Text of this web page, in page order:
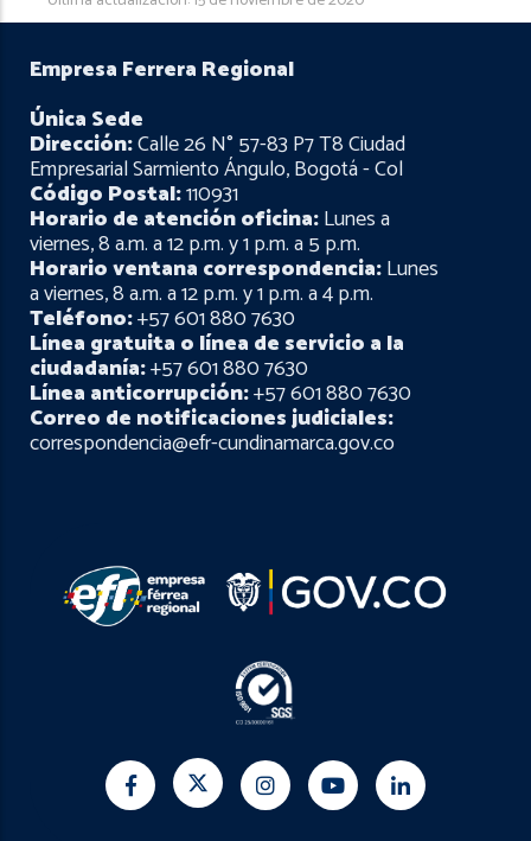
Empresa Ferrera Regional
Única Sede
Dirección:Calle 26 N° 57-83 P7 T8 Ciudad
Empresarial Sarmiento Ángulo, Bogotá - Col
Código Postal:110931
Horario de atención oficina:Lunes a
viernes, 8 a.m. a 12 p.m. y 1 p.m. a 5 p.m.
Horario ventana correspondencia:Lunes
a viernes, 8 a.m. a 12 p.m. y 1 p.m. a 4 p.m.
Teléfono:+57 601 880 7630
Línea gratuita o línea de servicio a la
ciudadanía:+57 601 880 7630
Línea anticorrupción:+57 601 880 7630
Correo de notificaciones judiciales:
correspondencia@efr-cundinamarca.gov.co